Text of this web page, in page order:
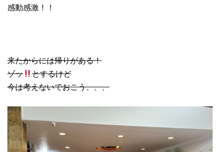
感動感激！！
来たからには帰りがある！
ゾッ
とするけど
今は考えないでおこう、、、